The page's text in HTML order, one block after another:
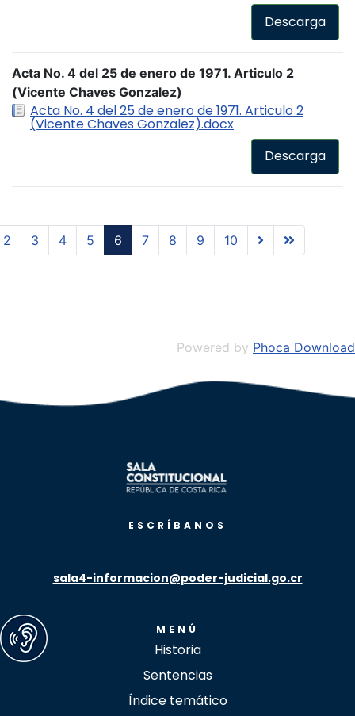
Descarga
Acta No. 4 del 25 de enero de 1971. Articulo 2
(Vicente Chaves Gonzalez)
Acta No. 4 del 25 de enero de 1971. Articulo 2
(Vicente Chaves Gonzalez).docx
Descarga
2 3 4 5 6 7 8 9 10
Powered by Phoca Download
ESCRÍBANOS
sala4-informacion@poder-judicial.go.cr
MENÚ
Historia
Sentencias
Índice temático